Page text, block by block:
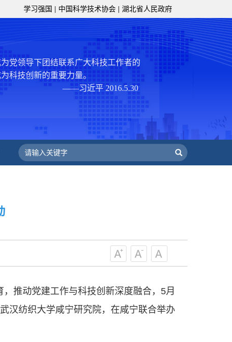
学习强国 | 中国科学技术协会 | 湖北省人民政府
策服务的职责定位,推动开放型、枢纽
组织建设，接长手臂，扎根基层，团
技工作者积极进军科技创新，组织开展
，促进科技繁荣发展，促进科学普及和
党领导下团结联系广大科技工作者的
为科技创新的重要力量。
——习近平 2016.5.30
负起党和政府联系科技工作者桥梁
，坚持为科技工作者服务、为创新驱动
提高全民科学素质服务、为党和政府科
广泛地把广大科技工作者团结在党的
学家精神，涵养优良学风。要坚持面向
务、为提高全民科学素质服务、为党
策服务的职责定位,推动开放型、枢纽
组织建设，接长手臂，扎根基层，团
促进科技繁荣发展，促进科学普及和
党领导下团结联系广大科技工作者的
科技创新的重要力量。
推动党建工作与科技创新深度融合，5月
汉纺织大学咸宁研究院，在咸宁联合举办